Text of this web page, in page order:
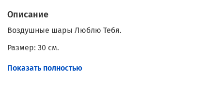
Описание
Воздушные шары Люблю Тебя.
Размер: 30 см.
Наполнение: Гелий.
Показать полностью